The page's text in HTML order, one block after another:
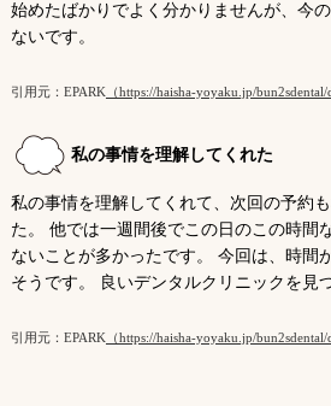
始めたばかりでよく分かりませんが、今
ないです。
引用元：EPARK （https://haisha-yoyaku.jp/
私の事情を理解してくれた
私の事情を理解してくれて、次回の予約
た。 他では一週間後でこの日のこの時間
ないことが多かったです。 今回は、時間
そうです。 良いデンタルクリニックを見
引用元：EPARK （https://haisha-yoyaku.jp/